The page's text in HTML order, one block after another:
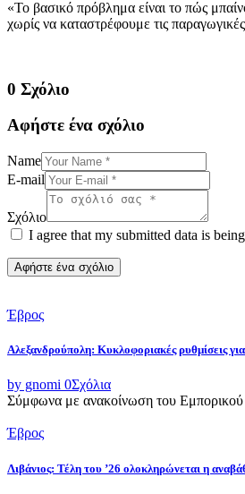
«Το βασικό πρόβλημα είναι το πώς
χωρίς να καταστρέφουμε τις
0 Σχόλιο
Αφήστε ένα σχόλιο
Name
E-mail
Σχόλιο
I agree that my submitted data is
Έβρος
Αλεξανδρούπολη: Κυκλοφοριακές ρυθμίσεις
by gnomi 0Σχόλια
Σύμφωνα με ανακοίνωση του Εμπορικού
Έβρος
Λιβάνιος: Τέλη του ’26 ολοκληρώνεται η